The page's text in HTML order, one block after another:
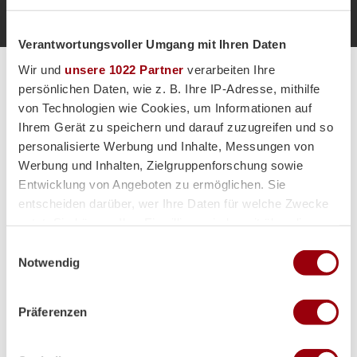
Verantwortungsvoller Umgang mit Ihren Daten
Wir und unsere 1022 Partner verarbeiten Ihre
persönlichen Daten, wie z. B. Ihre IP-Adresse, mithilfe
von Technologien wie Cookies, um Informationen auf
Ihrem Gerät zu speichern und darauf zuzugreifen und so
personalisierte Werbung und Inhalte, Messungen von
Werbung und Inhalten, Zielgruppenforschung sowie
Entwicklung von Angeboten zu ermöglichen. Sie
entscheiden darüber, wer Ihre Daten für welche Zwecke
Trigger Symbol ändern oder widerrufen
Informationen über Ihre geografische Lage erfassen,
Ihr Gerät durch aktives Scannen nach bestimmten
Notwendig
Präferenzen
Hauptpartner